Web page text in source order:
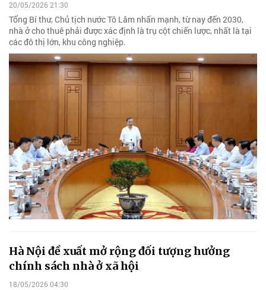
20/05/2026 21:30
Tổng Bí thư, Chủ tịch nước Tô Lâm nhấn mạnh, từ nay đến 2030,
nhà ở cho thuê phải được xác định là trụ cột chiến lược, nhất là tại
các đô thị lớn, khu công nghiệp.
Hà Nội đề xuất mở rộng đối tượng hưởng
chính sách nhà ở xã hội
18/05/2026 04:30